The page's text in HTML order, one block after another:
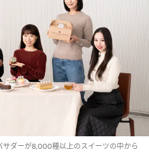
サダーが8,000種以上のスイーツの中から